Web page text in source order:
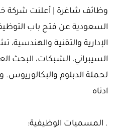
وظائف شاغرة | أعلنت شركة
السعودية عن فتح باب
الإدارية والتقنية
السيبراني، الشبكات، البحث
لحملة الدبلوم
ادناه
. المسميات الوظيفية: